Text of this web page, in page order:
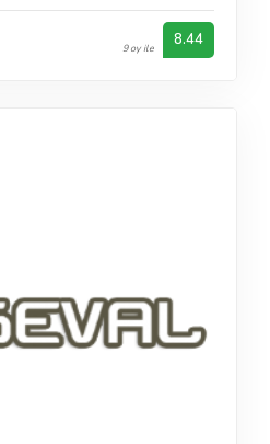
9 oy ile 8.44